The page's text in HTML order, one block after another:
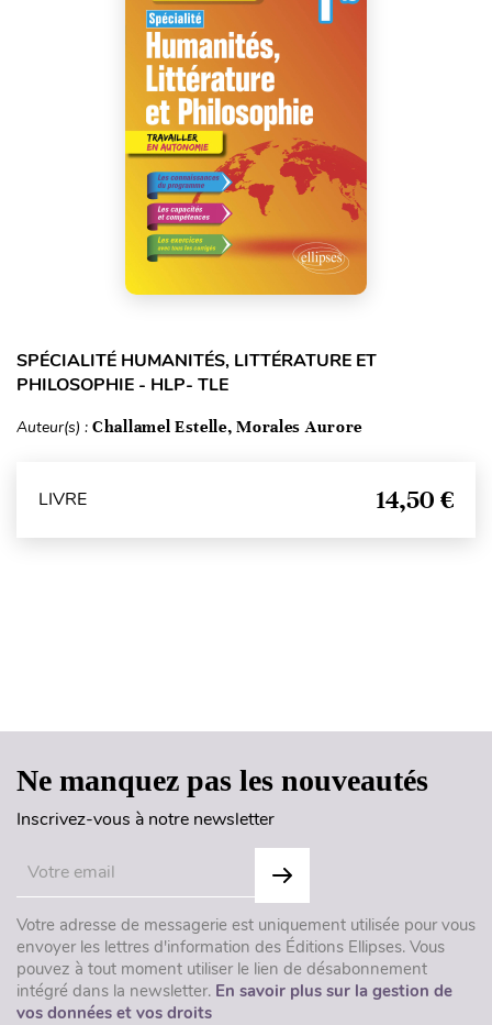
SPÉCIALITÉ HUMANITÉS, LITTÉRATURE ET
PHILOSOPHIE - HLP- TLE
Auteur(s) : Challamel Estelle, Morales Aurore
LIVRE 14,50 €
Ne manquez pas les nouveautés
Inscrivez-vous à notre newsletter
Votre adresse de messagerie est uniquement utilisée pour vous
envoyer les lettres d'information des Éditions Ellipses. Vous
pouvez à tout moment utiliser le lien de désabonnement
intégré dans la newsletter. En savoir plus sur la gestion de
vos données et vos droits